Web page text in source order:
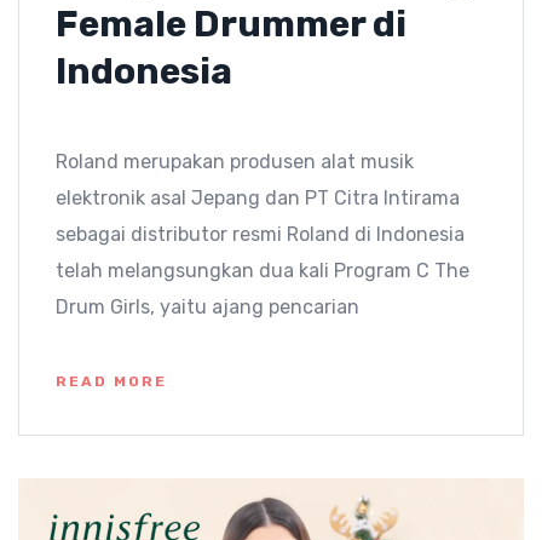
Female Drummer di
Indonesia
Roland merupakan produsen alat musik
elektronik asal Jepang dan PT Citra Intirama
sebagai distributor resmi Roland di Indonesia
telah melangsungkan dua kali Program C The
Drum Girls, yaitu ajang pencarian
READ MORE